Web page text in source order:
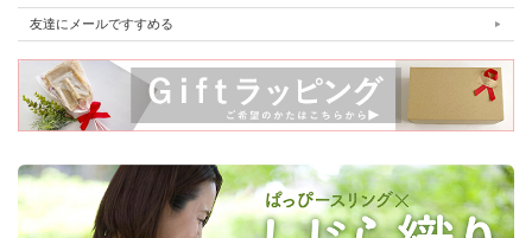
友達にメールですすめる